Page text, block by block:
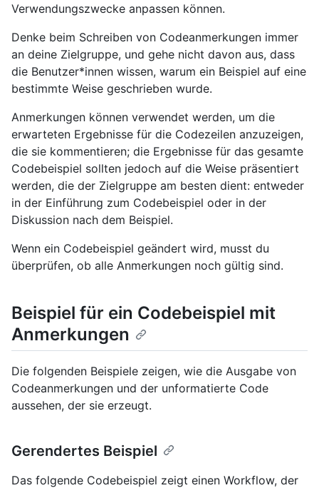
Verwendungszwecke anpassen können.
Denke beim Schreiben von Codeanmerkungen immer
an deine Zielgruppe, und gehe nicht davon aus, dass
die Benutzer*innen wissen, warum ein Beispiel auf eine
bestimmte Weise geschrieben wurde.
Anmerkungen können verwendet werden, um die
erwarteten Ergebnisse für die Codezeilen anzuzeigen,
die sie kommentieren; die Ergebnisse für das gesamte
Codebeispiel sollten jedoch auf die Weise präsentiert
werden, die der Zielgruppe am besten dient: entweder
in der Einführung zum Codebeispiel oder in der
Diskussion nach dem Beispiel.
Wenn ein Codebeispiel geändert wird, musst du
überprüfen, ob alle Anmerkungen noch gültig sind.
Beispiel für ein Codebeispiel mit
Anmerkungen
Die folgenden Beispiele zeigen, wie die Ausgabe von
Codeanmerkungen und der unformatierte Code
aussehen, der sie erzeugt.
Gerendertes Beispiel
Das folgende Codebeispiel zeigt einen Workflow, der